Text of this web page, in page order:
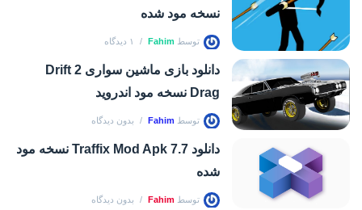
نسخه مود شده
توسط Fahim ۱ دیدگاه
دانلود بازی ماشین سواری Drift 2
Drag نسخه مود اندروید
توسط Fahim بدون دیدگاه
دانلود Traffix Mod Apk 7.7 نسخه مود
شده
توسط Fahim بدون دیدگاه